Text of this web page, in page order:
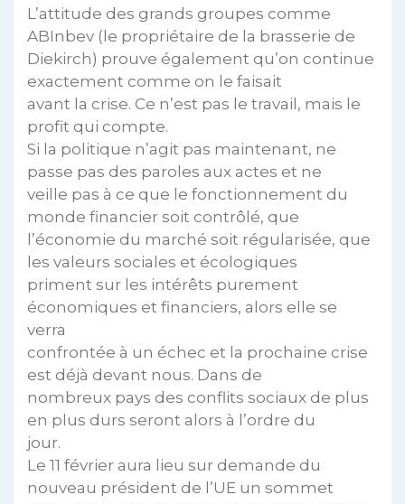
L’attitude des grands groupes comme
ABInbev (le propriétaire de la brasserie de
Diekirch) prouve également qu’on continue
exactement comme on le faisait
avant la crise. Ce n’est pas le travail, mais le
profit qui compte.
Si la politique n’agit pas maintenant, ne
passe pas des paroles aux actes et ne
veille pas à ce que le fonctionnement du
monde financier soit contrôlé, que
l’économie du marché soit régularisée, que
les valeurs sociales et écologiques
priment sur les intérêts purement
économiques et financiers, alors elle se
verra
confrontée à un échec et la prochaine crise
est déjà devant nous. Dans de
nombreux pays des conflits sociaux de plus
en plus durs seront alors à l’ordre du
jour.
Le 11 février aura lieu sur demande du
nouveau président de l’UE un sommet